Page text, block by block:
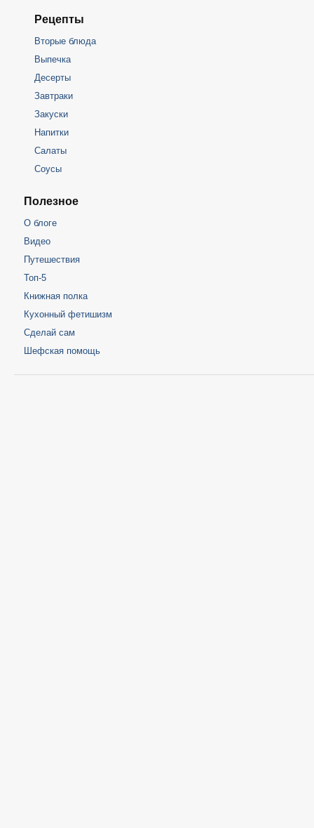
Рецепты
Вторые блюда
Выпечка
Десерты
Завтраки
Закуски
Напитки
Салаты
Соусы
Полезное
О блоге
Видео
Путешествия
Топ-5
Книжная полка
Кухонный фетишизм
Сделай сам
Шефская помощь